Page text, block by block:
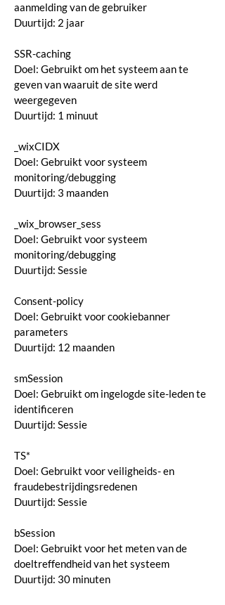
aanmelding van de gebruiker
Duurtijd: 2 jaar
SSR-caching
Doel: Gebruikt om het systeem aan te
geven van waaruit de site werd
weergegeven
Duurtijd: 1 minuut
_wixCIDX
Doel: Gebruikt voor systeem
monitoring/debugging
Duurtijd: 3 maanden
_wix_browser_sess
Doel: Gebruikt voor systeem
monitoring/debugging
Duurtijd: Sessie
Consent-policy
Doel: Gebruikt voor cookiebanner
parameters
Duurtijd: 12 maanden
smSession
Doel: Gebruikt om ingelogde site-leden te
identificeren
Duurtijd: Sessie
TS*
Doel: Gebruikt voor veiligheids- en
fraudebestrijdingsredenen
Duurtijd: Sessie
bSession
Doel: Gebruikt voor het meten van de
doeltreffendheid van het systeem
Duurtijd: 30 minuten